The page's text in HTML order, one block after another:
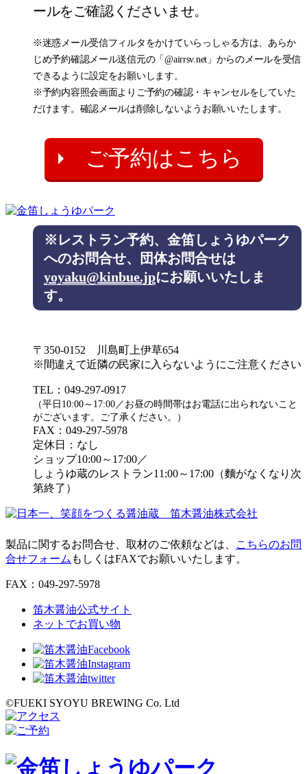
ールをご確認くださいませ。
※迷惑メール受信フィルタをかけていらっしゃる方は、あらか
じめ予約確認メール送信元の「@airrsv.net」からのメールを受信
できるように設定をお願いします。
※予約内容照会画面よりご予約の確認・キャンセルをしていた
だけます。確認メールは削除しないようお願いいたします。
ご予約はこちら
※レストラン予約、金笛しょうゆパーク
へのお問合せ、団体お問合せは
yoyaku@kinbue.jpにお願いいたしま
す。
〒350-0152 川島町上伊草654
※間違えて近隣の民家に入らないようにご注意ください
TEL：049-297-0917
（平日10:00～17:00／お昼の時間帯はお電話に出られないこと
がございます。ご了承ください。）
FAX：049-297-5978
定休日：なし
ショップ10:00～17:00／
しょうゆ蔵のレストラン11:00～17:00（麵がなくなり次
第終了）
製品に関するお問合せ、取材のご依頼などは、
こちらのお問
合せフォーム もしくはFAXでお願いいたします。
FAX：049-297-5978
笛木醤油公式サイト
ネットでお買い物
©FUEKI SYOYU BREWING Co. Ltd